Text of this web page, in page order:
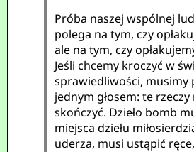
Próba naszej wspólnej
polega na tym, czy
ale na tym, czy
Jeśli chcemy kroczyć w
sprawiedliwości, musimy
jednym głosem: te rzeczy
skończyć. Dzieło bomb
miejsca dziełu
uderza, musi ustąpić